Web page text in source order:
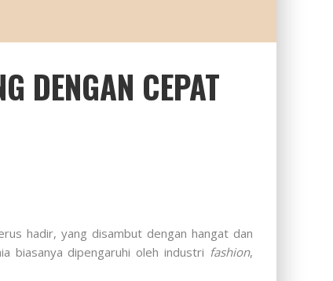
DENGAN CEPAT
hadir, yang disambut dengan hangat dan
biasanya dipengaruhi oleh industri fashion,